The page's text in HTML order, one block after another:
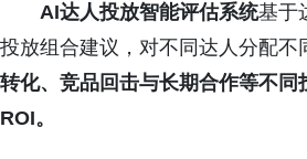
AI达人投放智能评估系统基于
投放组合建议，对不同达人分配
转化、 竞品回击与长期合作等不同
ROI。